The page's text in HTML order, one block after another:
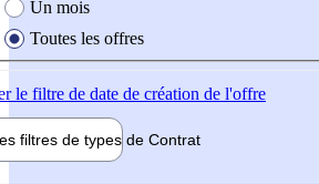
Un mois
Toutes les offres
le filtre de date de création de l'offre
filtres de types de Contrat